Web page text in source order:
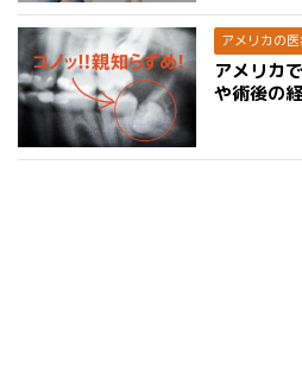
アメリカの
アメリカ
や術後の